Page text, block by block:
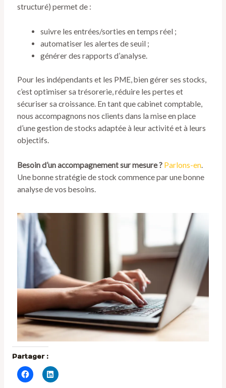
structuré) permet de :
suivre les entrées/sorties en temps réel ;
automatiser les alertes de seuil ;
générer des rapports d’analyse.
Pour les indépendants et les PME, bien gérer ses stocks,
c’est optimiser sa trésorerie, réduire les pertes et
sécuriser sa croissance. En tant que cabinet comptable,
nous accompagnons nos clients dans la mise en place
d’une gestion de stocks adaptée à leur activité et à leurs
objectifs.
Besoin d’un accompagnement sur mesure ? Parlons-en.
Une bonne stratégie de stock commence par une bonne
analyse de vos besoins.
Partager :